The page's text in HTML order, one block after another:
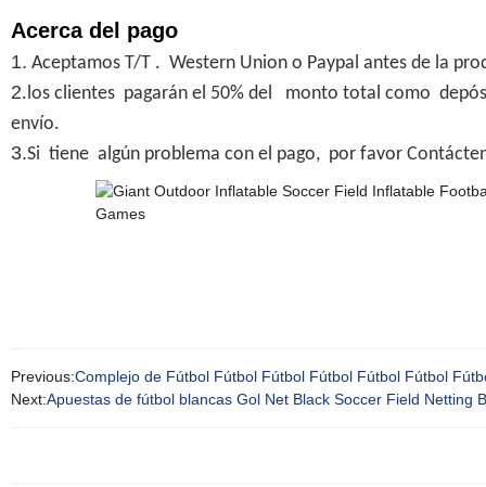
Acerca del pago
1. Aceptamos T/T . Western Union o Paypal antes de la
2.los clientes pagarán el 50% del monto total como
envío.
3.Si tiene algún problema con el pago, por favor
Previous:Complejo de Fútbol Fútbol Fútbol Fútbol Fútbol Fútbol
Next:Apuestas de fútbol blancas Gol Net Black Soccer Field Netting